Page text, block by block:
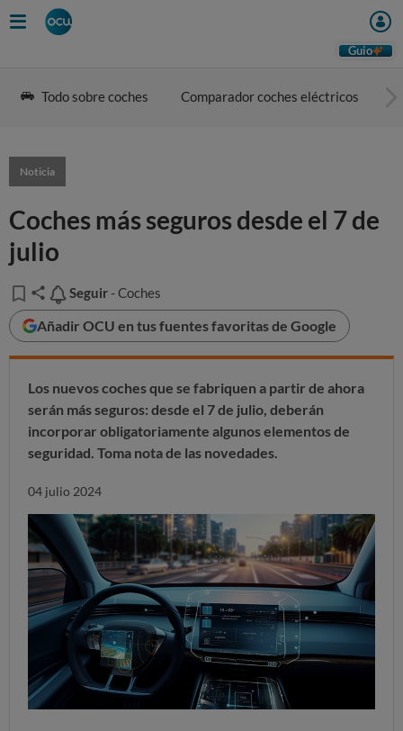
Guio
Todo sobre coches Comparador coches eléctricos
Noticia
Coches más seguros desde el 7 de
julio
Seguir
Seguir - Coches
Añadir OCU en tus fuentes favoritas de Google
Los nuevos coches que se fabriquen a partir de ahora
serán más seguros: desde el 7 de julio, deberán
incorporar obligatoriamente algunos elementos de
seguridad. Toma nota de las novedades.
04 julio 2024